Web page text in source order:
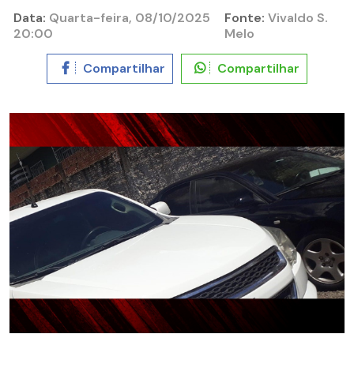
Data: Quarta-feira, 08/10/2025
20:00
Fonte: Vivaldo S.
Melo
Compartilhar Compartilhar